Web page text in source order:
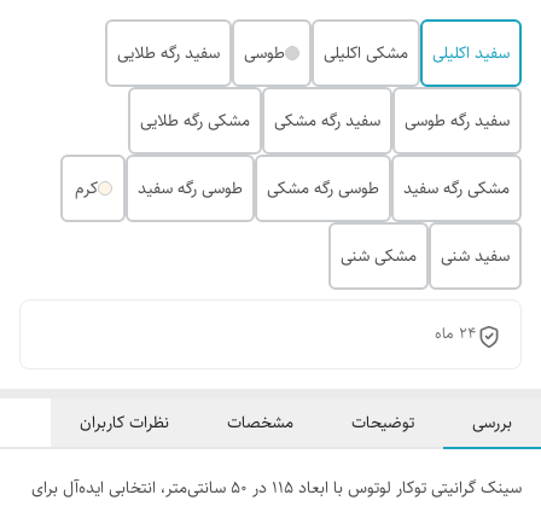
سفید اکلیلی مشکی اکلیلی طوسی سفید رگه طلایی
سفید رگه طوسی سفید رگه مشکی مشکی رگه طلایی
مشکی رگه سفید طوسی رگه مشکی طوسی رگه سفید کرم
سفید شنی مشکی شنی
24 ماه
بررسی توضیحات مشخصات نظرات کاربران
سینک گرانیتی توکار لوتوس با ابعاد ۱۱۵ در ۵۰ سانتی‌متر، انتخابی ایده‌آل برای